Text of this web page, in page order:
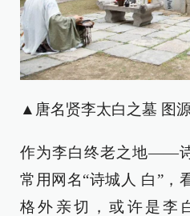
▲唐名贤李太白之墓 图
作为李白终老之地——
常用网名“诗城人 白”，
格外亲切，或许是李